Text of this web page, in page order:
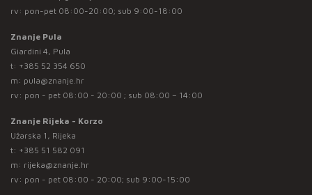
rv: pon-pet 08:00-20:00; sub 9:00-18:00
Znanje Pula
Giardini 4, Pula
t: +385 52 354 650
m: pula@znanje.hr
rv: pon - pet 08:00 - 20:00 ; sub 08:00 – 14:00
Znanje Rijeka - Korzo
Užarska 1, Rijeka
t: +385 51 582 091
m: rijeka@znanje.hr
rv: pon - pet 08:00 - 20:00; sub 9:00-15:00